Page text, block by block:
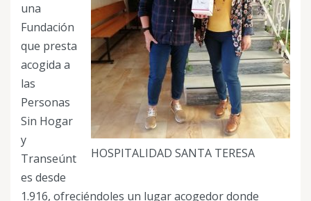
HOSPITALIDAD SANTA TERESA
una
Fundación
que presta
acogida a
las
Personas
Sin Hogar
y
Transeúnt
es desde
1.916, ofreciéndoles un lugar acogedor donde